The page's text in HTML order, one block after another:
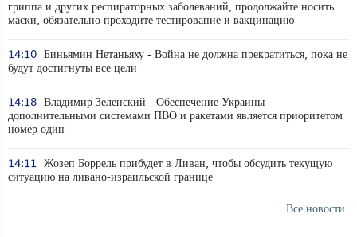
гриппа и других респираторных заболеваний, продолжайте носить
маски, обязательно проходите тестирование и вакцинацию
14:10 Биньямин Нетаньяху - Война не должна прекратиться, пока не
будут достигнуты все цели
14:18 Владимир Зеленский - Обеспечение Украины
дополнительными системами ПВО и ракетами является приоритетом
номер один
14:11 Жозеп Боррель прибудет в Ливан, чтобы обсудить текущую
ситуацию на ливано-израильской границе
Все новости